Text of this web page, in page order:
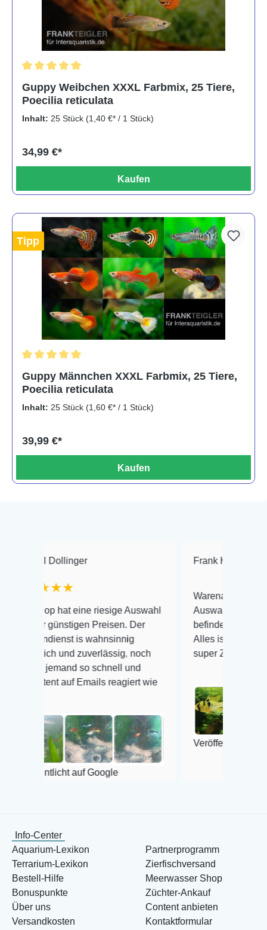
Guppy Weibchen XXXL Farbmix, 25 Tiere,
Poecilia reticulata
Inhalt: 25 Stück (1,40 €* / 1 Stück)
34,99 €*
Kaufen
Tipp
Guppy Männchen XXXL Farbmix, 25 Tiere,
Poecilia reticulata
Inhalt: 25 Stück (1,60 €* / 1 Stück)
39,99 €*
Kaufen
eine riesige Auswahl
Preisen. Der
is wahnsinnig
zuverlässig, noch
so schnell und
Emails reagiert wie
auf Google
Frank Hackmayer
Warenanlieferung Top und die
Auswahl plus gesundheitliches
befinden der Fische
Alles ist quick lebendig und im
super Zustand. Gerne wieder 😃
Veröffentlicht auf Google
Info-Center
Aquarium-Lexikon
Terrarium-Lexikon
Bestell-Hilfe
Bonuspunkte
Über uns
Versandkosten
Partnerprogramm
Zierfischversand
Meerwasser Shop
Züchter-Ankauf
Content anbieten
Kontaktformular